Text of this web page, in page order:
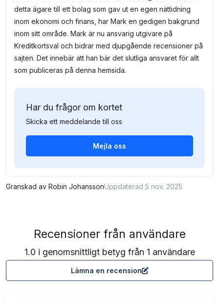
detta ägare till ett bolag som gav ut en egen nättidning
inom ekonomi och finans, har Mark en gedigen bakgrund
inom sitt område. Mark är nu ansvarig utgivare på
Kreditkortsval och bidrar med djupgående recensioner på
sajten. Det innebär att han bär det slutliga ansvaret för allt
som publiceras på denna hemsida.
Har du frågor om kortet
Skicka ett meddelande till oss
Mejla oss
Granskad av Robin JohanssonUppdaterad 5 nov. 2025
Recensioner från användare
1.0 i genomsnittligt betyg från 1 användare
Lämna en recension